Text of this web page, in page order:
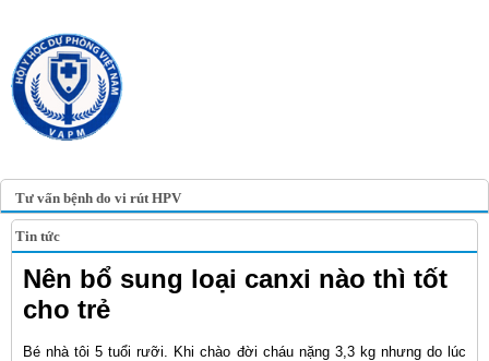
Tư vấn bệnh do vi rút HPV
Tin tức
Nên bổ sung loại canxi nào thì tốt
cho trẻ
Bé nhà tôi 5 tuổi rưỡi. Khi chào đời cháu nặng 3,3 kg nhưng do lúc